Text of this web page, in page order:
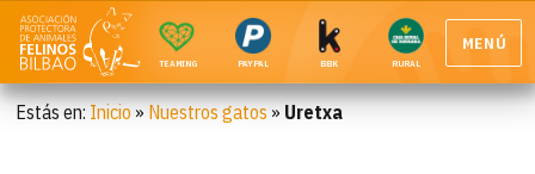
TEAMING PAYPAL BBK RURAL
MENÚ
Estás en: Inicio » Nuestros gatos » Uretxa